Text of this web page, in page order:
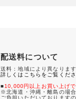
配送料について
送料：地域により異なります
詳しくはこちらをご覧くださ
■ 10,000円以上お買い上げ
※北海道・沖縄・離島の場
ご負担いただいております